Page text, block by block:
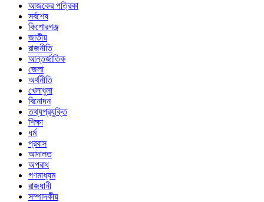
আজকের পত্রিকা
সর্বশেষ
কিশোরগঞ্জ
জাতীয়
রাজনীতি
আন্তর্জাতিক
জেলা
অর্থনীতি
খেলাধুলা
বিনোদন
তথ্যপ্রযুক্তি
শিক্ষা
ধর্ম
প্রবাস
আদালত
অপরাধ
গণমাধ্যম
রাজধানী
সম্পাদকীয়